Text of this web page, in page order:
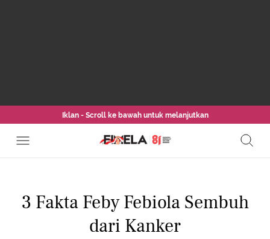
Iklan - Scroll ke bawah untuk melanjutkan
3 Fakta Feby Febiola Sembuh
dari Kanker